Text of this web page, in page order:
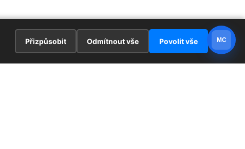
Přizpůsobit Odmítnout vše Povolit vše MC